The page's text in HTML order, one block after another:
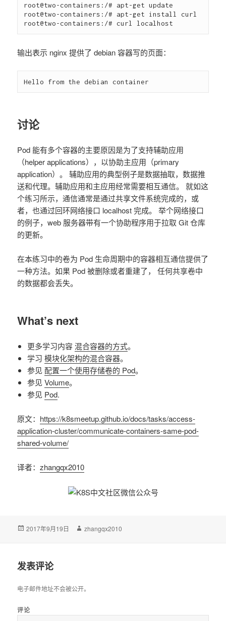
root@two-containers:/# apt-get update
root@two-containers:/# apt-get install curl
输出表示 nginx 提供了 debian 容器写的页面：
讨论
Pod 能有多个容器的主要原因是为了支持辅助应用
（helper applications），以协助主应用（primary
application）。 辅助应用的典型例子是数据抽取，数据推
送和代理。辅助应用和主应用经常需要相互通信。 就如这
个练习所示，通信通常是通过共享文件系统完成的，或
者，也通过回环网络接口 localhost 完成。 举个网络接口
的例子，web 服务器带有一个协助程序用于拉取 Git 仓库
的更新。
在本练习中的卷为 Pod 生命周期中的容器相互通信提供了
一种方法。如果 Pod 被删除或者重建了， 任何共享卷中
的数据都会丢失。
What’s next
更多学习内容混合容器的方式。
学习模块化架构的混合容器。
参见配置一个使用存储卷的 Pod。
参见Volume。
参见 Pod.
原文： https://k8smeetup.github.io/docs/tasks/access-
application-cluster/communicate-containers-same-pod-
shared-volume/
译者：zhangqx2010
发
2017年9月19日
作
zhangqx2010
发表评论
电子邮件地址不会被公开。
评论